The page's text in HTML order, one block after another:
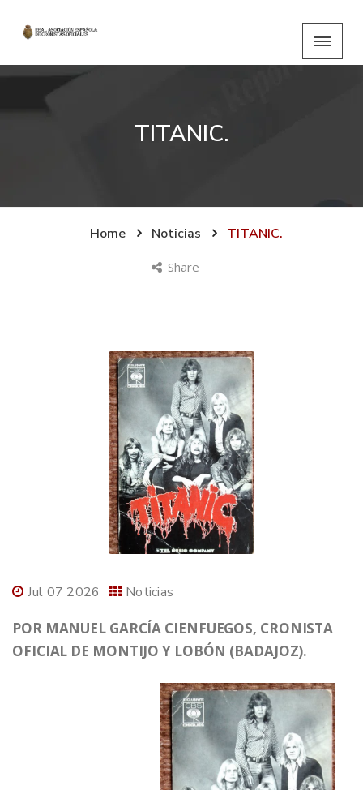
TITANIC.
Home Noticias TITANIC.
Share
Jul 07 2026 Noticias
POR MANUEL GARCÍA CIENFUEGOS, CRONISTA
OFICIAL DE MONTIJO Y LOBÓN (BADAJOZ).